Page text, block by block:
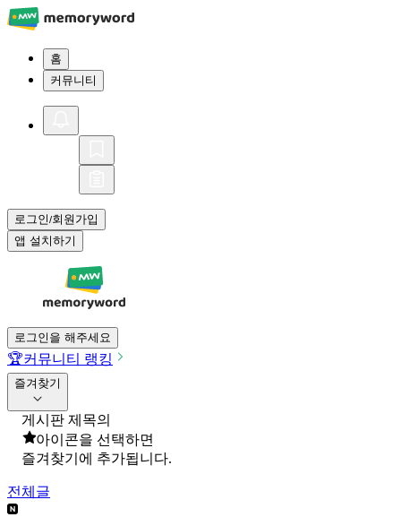
홈
커뮤니티
로그인/회원가입
앱 설치하기
로그인을 해주세요
🏆커뮤니티 랭킹
즐겨찾기
게시판 제목의
아이콘을 선택하면
즐겨찾기에 추가됩니다.
전체글